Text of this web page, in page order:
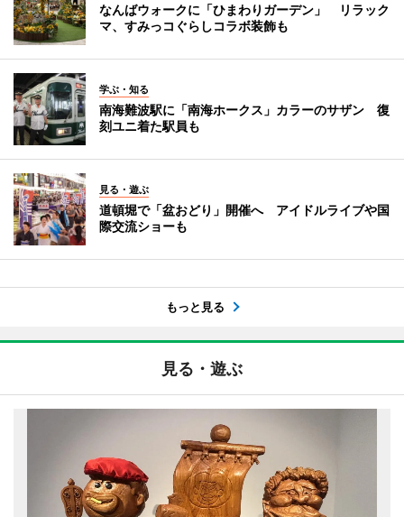
なんばウォークに「ひまわりガーデン」 リラック
マ、すみっコぐらしコラボ装飾も
学ぶ・知る
南海難波駅に「南海ホークス」カラーのサザン 復
刻ユニ着た駅員も
見る・遊ぶ
道頓堀で「盆おどり」開催へ アイドルライブや国
際交流ショーも
もっと見る
見る・遊ぶ